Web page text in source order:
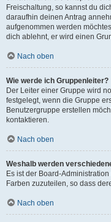
Freischaltung, so kannst du
daraufhin deinen Antrag
aufgenommen werden
dich ablehnt, er wird einen
Nach oben
Wie werde ich Gruppenleiter?
Der Leiter einer Gruppe wird
festgelegt, wenn die Gruppe
Benutzergruppe erstellen
kontaktieren.
Nach oben
Weshalb werden
Es ist der Board-
Farben zuzuteilen, so dass
Nach oben